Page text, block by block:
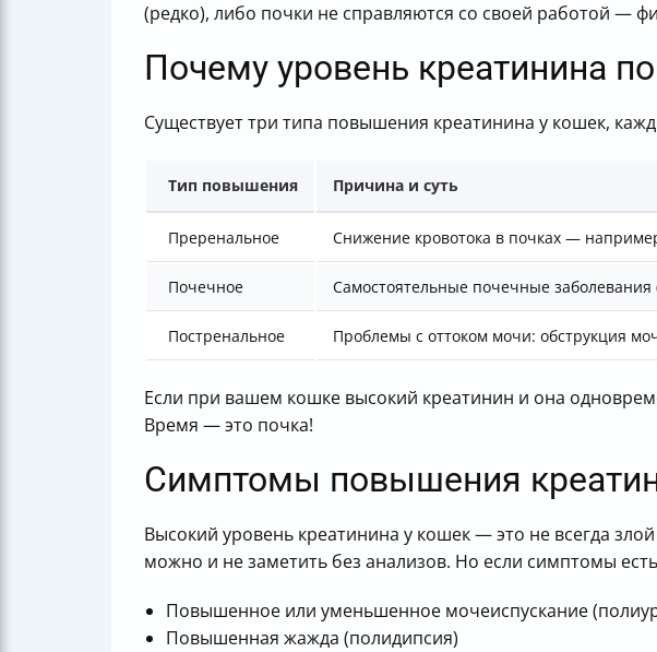
(редко), либо почки не справляются со своей работой —
Почему уровень креатинина
Существует три типа повышения креатинина у кошек,
Тип повышения Причина и суть
Преренальное Снижение кровотока в почках —
Почечное Самостоятельные почечные
Постренальное Проблемы с оттоком мочи: обструкция
Если при вашем кошке высокий креатинин и она
Время — это почка!
Симптомы повышения
Высокий уровень креатинина у кошек — это не всегда
можно и не заметить без анализов. Но если симптомы
Повышенное или уменьшенное мочеиспускание
Повышенная жажда (полидипсия)